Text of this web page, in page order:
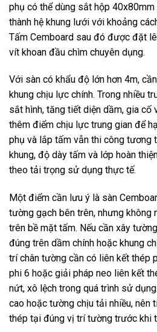
phụ có thể dùng sắt hộp
thành hệ khung lưới với khoảng
Tấm Cemboard sau đó được đặt
vít khoan đầu chìm chuyên dụng.
Với sàn có khẩu độ lớn hơn 4m,
khung chịu lực chính. Trong nhiều
sắt hình, tăng tiết diện dầm, gia
thêm điểm chịu lực trung gian để
phụ và lắp tấm vẫn thi công tương
khung, độ dày tấm và lớp hoàn
theo tải trọng sử dụng thực tế.
Một điểm cần lưu ý là sàn
tường gạch bên trên, nhưng không
trên bề mặt tấm. Nếu cần xây
đúng trên dầm chính hoặc khung
trí chân tường cần có liên kết thép
phi 6 hoặc giải pháp neo liên kết
nứt, xô lệch trong quá trình sử
cao hoặc tường chịu tải nhiều, nên
thép tại đúng vị trí tường trước khi